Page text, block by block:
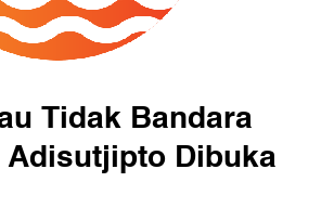
Tidak Bandara
Adisutjipto Dibuka